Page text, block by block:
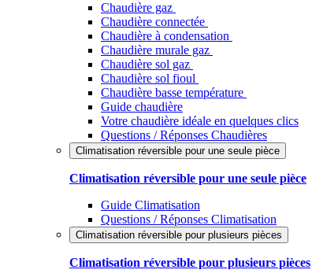
Chaudière gaz
Chaudière connectée
Chaudière à condensation
Chaudière murale gaz
Chaudière sol gaz
Chaudière sol fioul
Chaudière basse température
Guide chaudière
Votre chaudière idéale en quelques clics
Questions / Réponses Chaudières
Climatisation réversible pour une seule pièce
Climatisation réversible pour une seule pièce
Guide Climatisation
Questions / Réponses Climatisation
Climatisation réversible pour plusieurs pièces
Climatisation réversible pour plusieurs pièces